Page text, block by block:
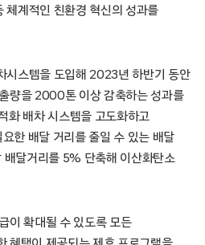
체계적인 친환경 혁신의 성과를
시스템을 도입해 2023년 하반기 동안
량을 2000톤 이상 감축하는 성과를
화 배차 시스템을 고도화하고
요한 배달 거리를 줄일 수 있는 배달
배달거리를 5% 단축해 이산화탄소
이 확대될 수 있도록 모든